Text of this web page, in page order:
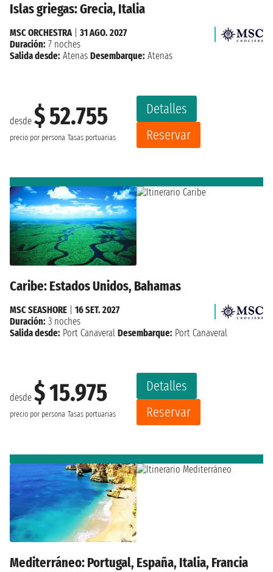
Islas griegas: Grecia, Italia
desde $ 52.755
precio por persona Tasas portuarias
Detalles
Reservar
MSC ORCHESTRA| 31 AGO. 2027
Duración: 7 noches
Salida desde: Atenas Desembarque: Atenas
Caribe: Estados Unidos, Bahamas
desde $ 15.975
precio por persona Tasas portuarias
Detalles
Reservar
MSC SEASHORE
16 SET. 2027
Duración: 3 noches
Salida desde: Port Canaveral Desembarque: Port Canaveral
Mediterráneo: Portugal, España, Italia, Francia